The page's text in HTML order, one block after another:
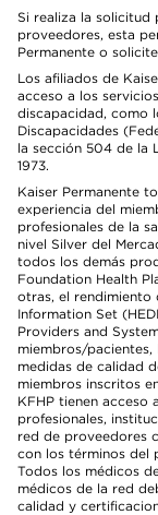
Si realiza la solicitud
proveedores, esta
Permanente o
Los afiliados de
acceso a los
discapacidad, como
Discapacidades
la sección 504 de la
1973.
Kaiser Permanente
experiencia del
profesionales de la
nivel Silver del
todos los demás
Foundation Health
otras, el rendimiento
Information Set
Providers and
miembros/
medidas de calidad
miembros inscritos
KFHP tienen acceso
profesionales,
red de proveedores
con los términos del
Todos los médicos
médicos de la red
calidad y